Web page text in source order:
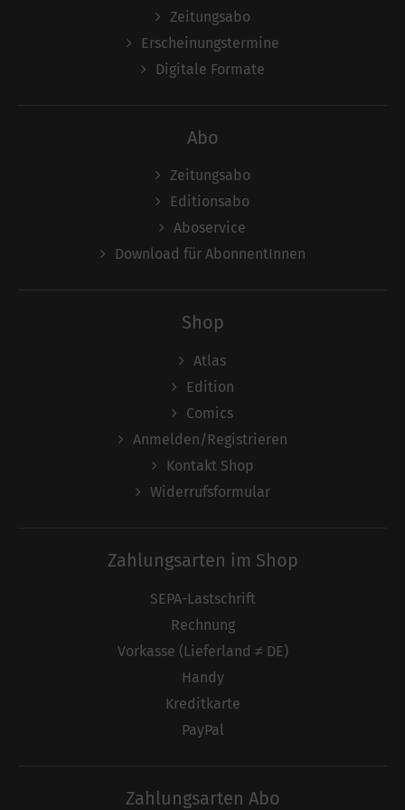
Zeitungsabo
Erscheinungstermine
Digitale Formate
Abo
Zeitungsabo
Editionsabo
Aboservice
Download für AbonnentInnen
Shop
Atlas
Edition
Comics
Anmelden/Registrieren
Kontakt Shop
Widerrufsformular
Zahlungsarten im Shop
SEPA-Lastschrift
Rechnung
Vorkasse (Lieferland ≠ DE)
Handy
Kreditkarte
PayPal
Zahlungsarten Abo